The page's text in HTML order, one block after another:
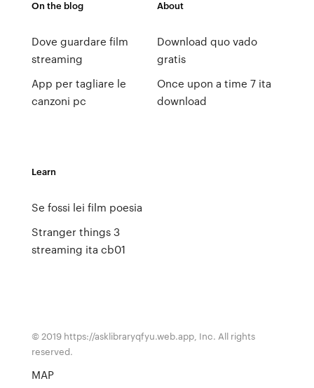
On the blog
Dove guardare film
streaming
App per tagliare le
canzoni pc
About
Download quo vado
gratis
Once upon a time 7 ita
download
Learn
Se fossi lei film poesia
Stranger things 3
streaming ita cb01
© 2019 https://asklibraryqfyu.web.app, Inc. All rights
reserved.
MAP